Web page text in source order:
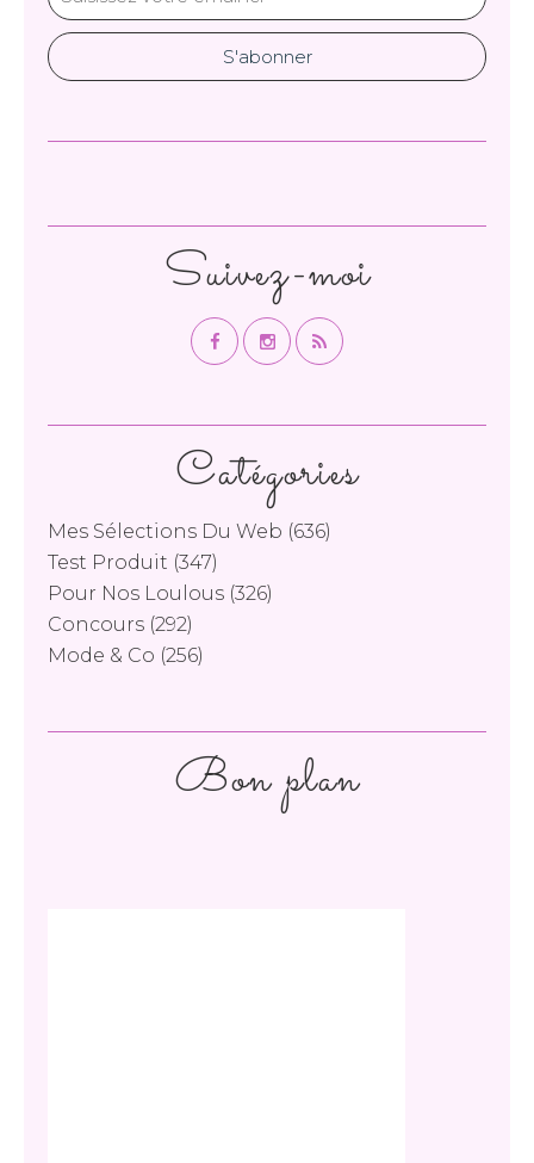
Catégories
Mes Sélections Du Web (636)
Test Produit (347)
Pour Nos Loulous (326)
Concours (292)
Mode & Co (256)
Suivez-moi
Bon plan